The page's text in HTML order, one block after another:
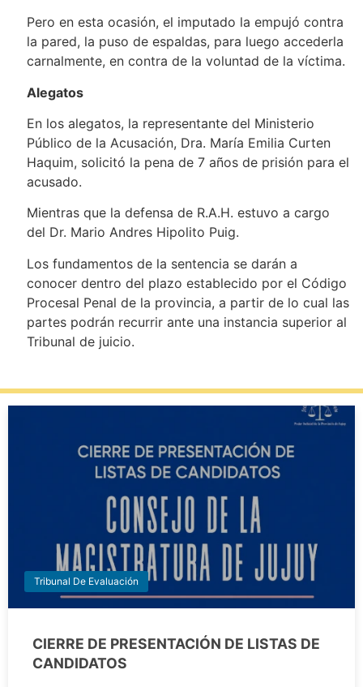
Pero en esta ocasión, el imputado la empujó contra
la pared, la puso de espaldas, para luego accederla
carnalmente, en contra de la voluntad de la víctima.
Alegatos
En los alegatos, la representante del Ministerio
Público de la Acusación, Dra. María Emilia Curten
Haquim, solicitó la pena de 7 años de prisión para el
acusado.
Mientras que la defensa de R.A.H. estuvo a cargo
del Dr. Mario Andres Hipolito Puig.
Los fundamentos de la sentencia se darán a
conocer dentro del plazo establecido por el Código
Procesal Penal de la provincia, a partir de lo cual las
partes podrán recurrir ante una instancia superior al
Tribunal de juicio.
Tribunal De Evaluación
CIERRE DE PRESENTACIÓN DE LISTAS DE
CANDIDATOS